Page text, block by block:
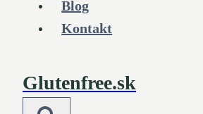
Blog
Kontakt
Glutenfree.sk